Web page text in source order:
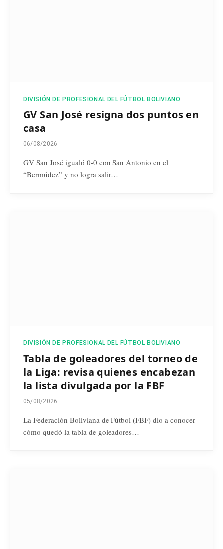
DIVISIÓN DE PROFESIONAL DEL FÚTBOL BOLIVIANO
GV San José resigna dos puntos en
casa
06/08/2026
GV San José igualó 0-0 con San Antonio en el
“Bermúdez” y no logra salir…
DIVISIÓN DE PROFESIONAL DEL FÚTBOL BOLIVIANO
Tabla de goleadores del torneo de
la Liga: revisa quienes encabezan
la lista divulgada por la FBF
05/08/2026
La Federación Boliviana de Fútbol (FBF) dio a conocer
cómo quedó la tabla de goleadores…